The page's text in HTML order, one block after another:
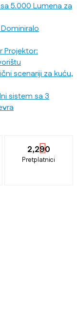
5.000 Lumena za
Projektor:
scenariji za kuću,
sistem sa 3
2,290
Pretplatnici